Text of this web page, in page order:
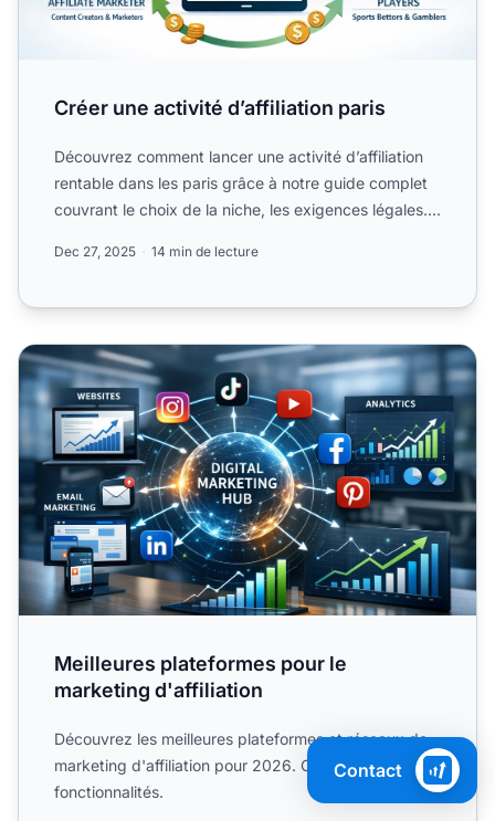
Créer une activité d’affiliation paris
Découvrez comment lancer une activité d’affiliation
rentable dans les paris grâce à notre guide complet
couvrant le choix de la niche, les exigences légales....
Dec 27, 2025 14 min de lecture
Meilleures plateformes pour le marketing d'affiliation
Meilleures plateformes pour le
marketing d'affiliation
Découvrez les meilleures plateformes et réseaux de
marketing d'affiliation pour 2026. Comparez les
fonctionnalités.
Contact